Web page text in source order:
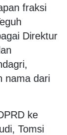
fraksi
Direktur
nama dari
ke
Tomsi